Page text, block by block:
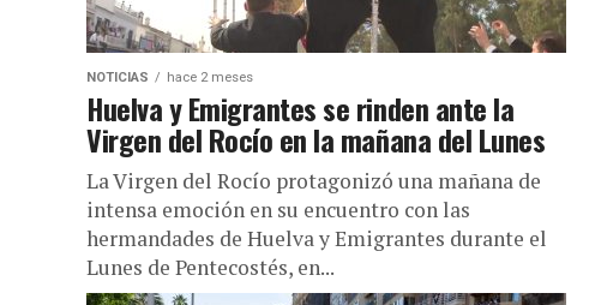
NOTICIAS hace 2 meses
Huelva y Emigrantes se rinden ante la
Virgen del Rocío en la mañana del Lunes
La Virgen del Rocío protagonizó una mañana de
intensa emoción en su encuentro con las
hermandades de Huelva y Emigrantes durante el
Lunes de Pentecostés, en...